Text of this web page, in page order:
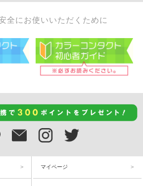
全にお使いいただくために
マイページ